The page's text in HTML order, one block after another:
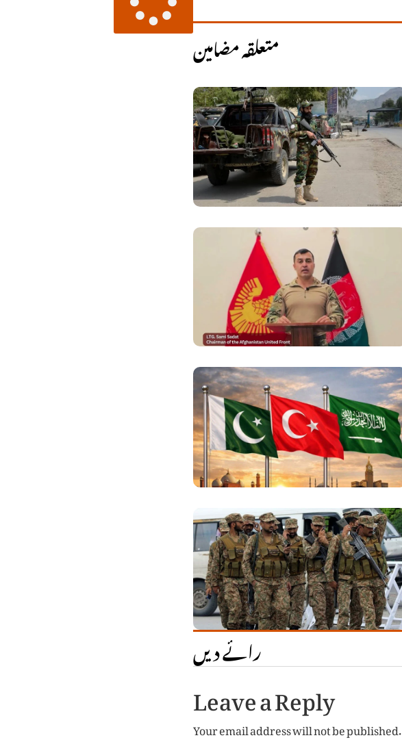
متعلقہ مضامین
رائے دیں
Leave a Reply
Your email address will not be published.